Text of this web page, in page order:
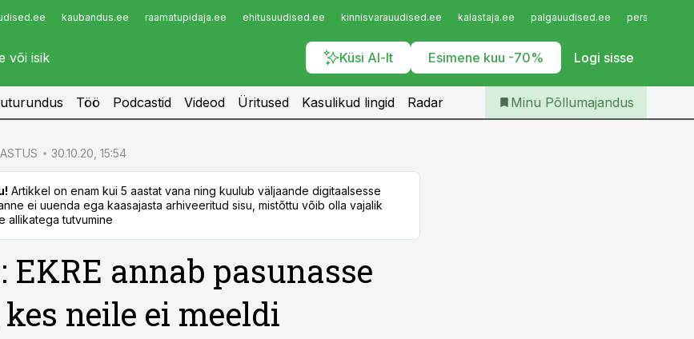
kaubandus.ee raamatupidaja.ee ehitusuudised.ee kinnisvarauudised.ee kalastaja.ee palgauudised.ee
Küsi AI-lt Esimene kuu -70% Logi sisse
Iseteenindus
Telli Põllumajandus
Töö Podcastid Videod Üritused Kasulikud lingid Radar Minu Põllumajandus
30.10.20, 15:54
Artikkel on enam kui 5 aastat vana ning kuulub väljaande digitaalsesse
ei uuenda ega kaasajasta arhiveeritud sisu, mistõttu võib olla vajalik
allikatega tutvumine
EKRE annab pasunasse
neile ei meeldi